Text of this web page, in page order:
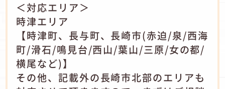
＜対応エリア＞
時津エリア
【時津町、長与町、長崎市(赤迫/泉/西海
町/滑石/鳴見台/西山/葉山/三原/女の都/
横尾など)】
その他、記載外の長崎市北部のエリアも